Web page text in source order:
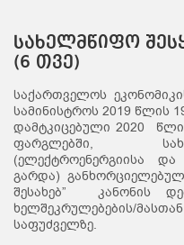
სახელმწიფო
(6 თვე)
საქართველოს
სამინისტროს 2019 წლის
დამტკიცებული 2020
ფარგლებში,
(ელექტროენერგიისა
გარდა)
შესახებ” კანონის
ხელშეკრულებების/
საფუძველზე.